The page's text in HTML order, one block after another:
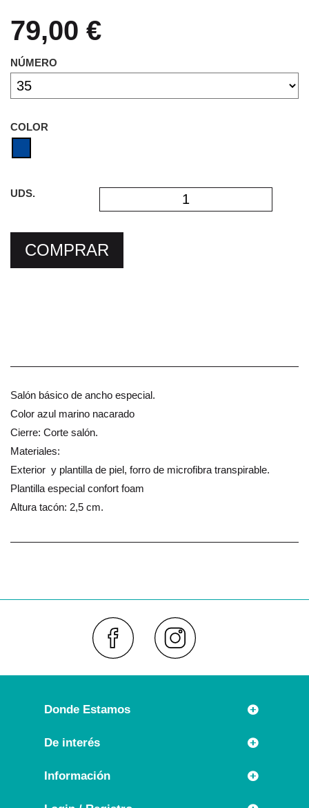
79,00 €
NÚMERO
COLOR
UDS.
COMPRAR
Salón básico de ancho especial.
Color azul marino nacarado
Cierre: Corte salón.
Materiales:
Exterior y plantilla de piel, forro de microfibra transpirable.
Plantilla especial confort foam
Altura tacón: 2,5 cm.
Donde Estamos
Rúa Príncipe 7
Llámanos:
De interés
Outlet
Información